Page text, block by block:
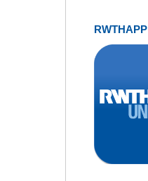
RWTHAPP